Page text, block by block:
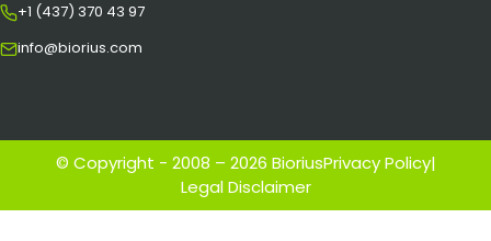
+1 (437) 370 43 97
info@biorius.com
© Copyright - 2008 – 2026 BioriusPrivacy Policy|
Legal Disclaimer